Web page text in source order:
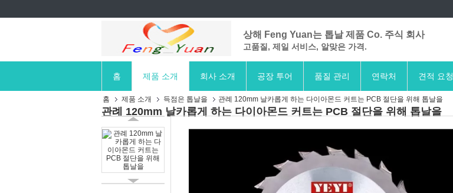
상해 Feng Yuan는 톱날 제품 Co. 주식 회사
고품질, 제일 서비스, 알맞은 가격.
홈 제품 소개 회사 소개 공장 투어 품질 관리 연락처 견적 요청
홈 제품 소개 득점은 톱날을 관례 120mm 날카롭게 하는 다이아몬드 커트는 PCB 절단을 위해 톱날을
관례 120mm 날카롭게 하는 다이아몬드 커트는 PCB 절단을 위해 톱날을